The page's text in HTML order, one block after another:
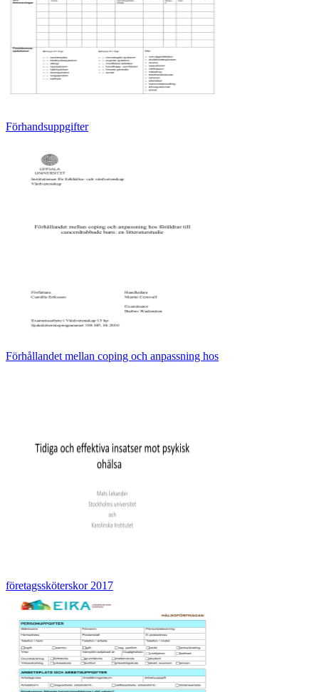
Förhandsuppgifter
Förhållandet mellan coping och anpassning hos
företagssköterskor 2017